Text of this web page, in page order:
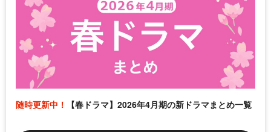
随時更新中！ 【春ドラマ】2026年4月期の新ドラマまとめ一覧